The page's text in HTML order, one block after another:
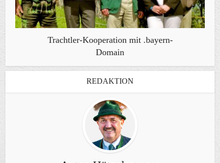
Trachtler-Kooperation mit .bayern-
Domain
REDAKTION